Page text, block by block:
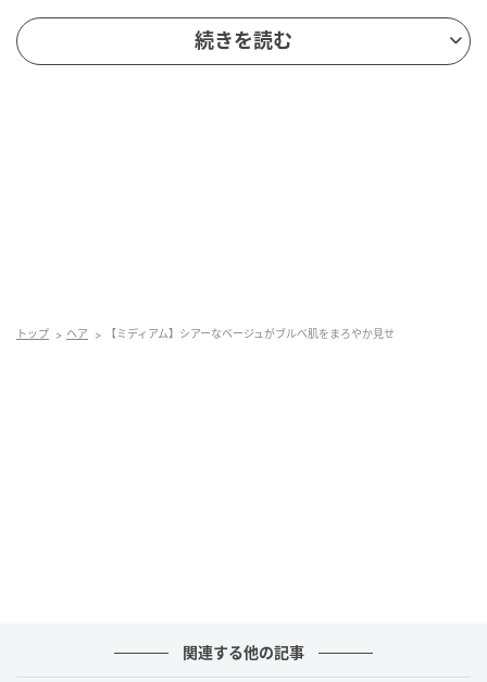
透明感のモトになるのが寒色のアッシュ。そこにグレ
ージュでツヤをオンしたまろやかなベージュで、ブル
ベを柔らかく見せることに成功。韓国トレンドを盛り
続きを読む
トップ ヘア 【ミディアム】シアーなベージュがブルベ肌をまろやか見せ
関連する他の記事